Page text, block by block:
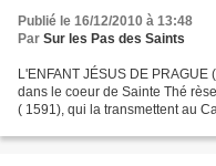
Publié le 16/12/2010 à 13:48
Par Sur les Pas des Saints
L'ENFANT JÉSUS DE
dans le coeur de Sainte Thé
( 1591), qui la transmettent au